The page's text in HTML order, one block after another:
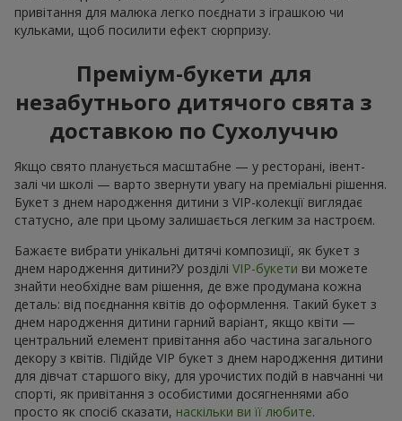
привітання для малюка легко поєднати з іграшкою чи
кульками, щоб посилити ефект сюрпризу.
Преміум-букети для
незабутнього дитячого свята з
доставкою по Сухолуччю
Якщо свято планується масштабне — у ресторані, івент-
залі чи школі — варто звернути увагу на преміальні рішення.
Букет з днем народження дитини з VIP-колекції виглядає
статусно, але при цьому залишається легким за настроєм.
Бажаєте вибрати унікальні дитячі композиції, як букет з
днем народження дитини?У розділі VIP-букети ви можете
знайти необхідне вам рішення, де вже продумана кожна
деталь: від поєднання квітів до оформлення. Такий букет з
днем народження дитини гарний варіант, якщо квіти —
центральний елемент привітання або частина загального
декору з квітів. Підійде VIP букет з днем народження дитини
для дівчат старшого віку, для урочистих подій в навчанні чи
спорті, як привітання з особистими досягненнями або
просто як спосіб сказати, наскільки ви її любите.